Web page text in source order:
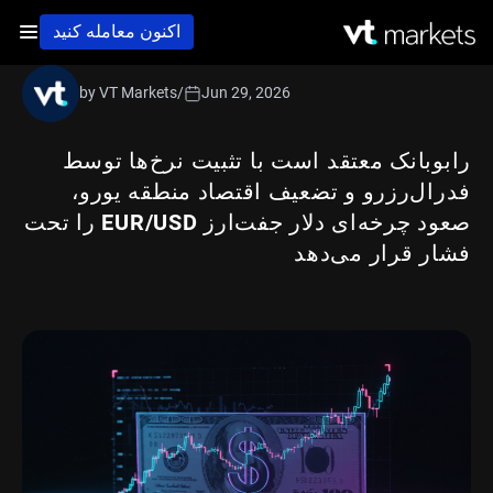
اکنون معامله کنید
رابوبانک معتقد است با تثبیت نرخ‌ها توسط
فدرال‌رزرو و تضعیف اقتصاد منطقه یورو،
صعود چرخه‌ای دلار جفت‌ارز EUR/USD را تحت
فشار قرار می‌دهد
by VT Markets/ Jun 29, 2026